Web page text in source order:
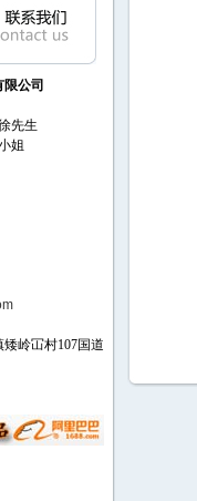
公司
先生
姐
岭冚村107国道